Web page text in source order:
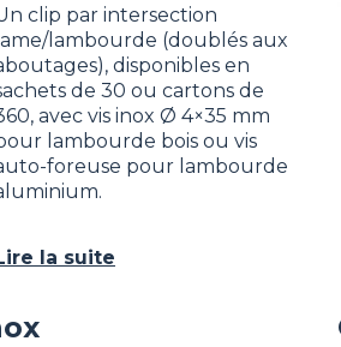
clip par intersection
lame/lambourde (doublés aux
disponibles en
de 30 ou cartons de
avec vis inox Ø 4×35 mm
lambourde bois ou vis
foreuse pour lambourde
la suite